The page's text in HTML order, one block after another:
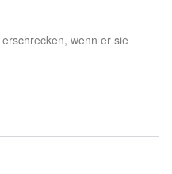
wenn er sie